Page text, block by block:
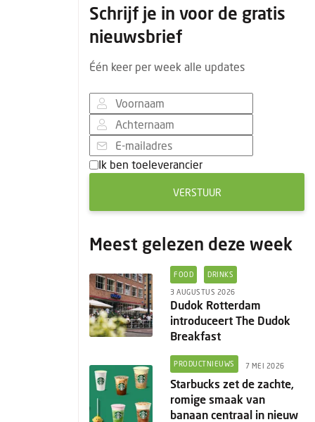
Schrijf je in voor de gratis
nieuwsbrief
Één keer per week alle updates
Ik ben toeleverancier
VERSTUUR
Meest gelezen deze week
FOOD DRINKS
3 AUGUSTUS 2026
Dudok Rotterdam
introduceert The Dudok
Breakfast
PRODUCTNIEUWS 7 MEI 2026
Starbucks zet de zachte,
romige smaak van
banaan centraal in nieuw